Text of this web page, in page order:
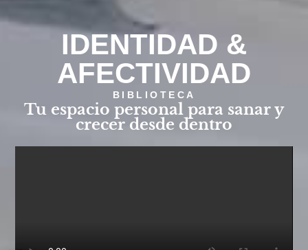
IDENTIDAD &
AFECTIVIDAD
BIBLIOTECA
Tu espacio personal para sanar y
crecer desde dentro